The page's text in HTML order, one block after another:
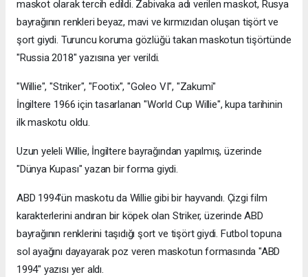
maskot olarak tercih edildi. Zabivaka adı verilen maskot, Rusya
bayrağının renkleri beyaz, mavi ve kırmızıdan oluşan tişört ve
şort giydi. Turuncu koruma gözlüğü takan maskotun tişörtünde
"Russia 2018" yazısına yer verildi.
"Willie", "Striker", "Footix", "Goleo VI", "Zakumi"
İngiltere 1966 için tasarlanan "World Cup Willie", kupa tarihinin
ilk maskotu oldu.
Uzun yeleli Willie, İngiltere bayrağından yapılmış, üzerinde
"Dünya Kupası" yazan bir forma giydi.
ABD 1994'ün maskotu da Willie gibi bir hayvandı. Çizgi film
karakterlerini andıran bir köpek olan Striker, üzerinde ABD
bayrağının renklerini taşıdığı şort ve tişört giydi. Futbol topuna
sol ayağını dayayarak poz veren maskotun formasında "ABD
1994" yazısı yer aldı.